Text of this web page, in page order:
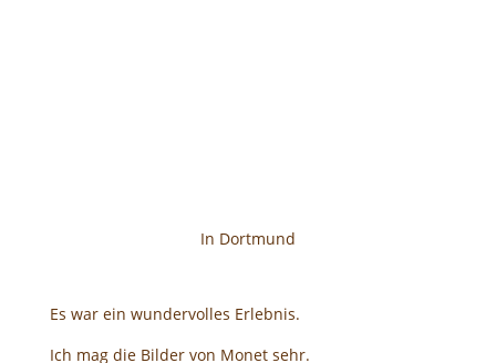
In Dortmund
Es war ein wundervolles Erlebnis.
Ich mag die Bilder von Monet sehr.